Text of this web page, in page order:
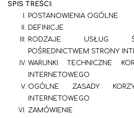
CYNDI
TRIANGLE
MEBLE
SPIS TREŚCI:
POSTANOWIENIA OGÓLNE
DEFINICJE
RODZAJE USŁUG
POŚREDNICTWEM STRONY
WARUNKI TECHNICZNE
INTERNETOWEGO
OGÓLNE ZASADY
INTERNETOWEGO
ZAMÓWIENIE